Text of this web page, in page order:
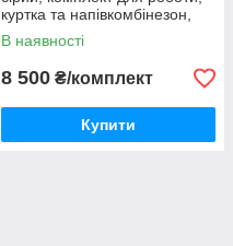
куртка та напівкомбінезон,
чоловічий, захисний костюм
В наявності
8 500 ₴/комплект
Купити